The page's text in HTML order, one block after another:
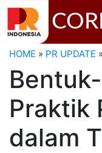
HOME » PR UPDATE »
Praktik
dalam